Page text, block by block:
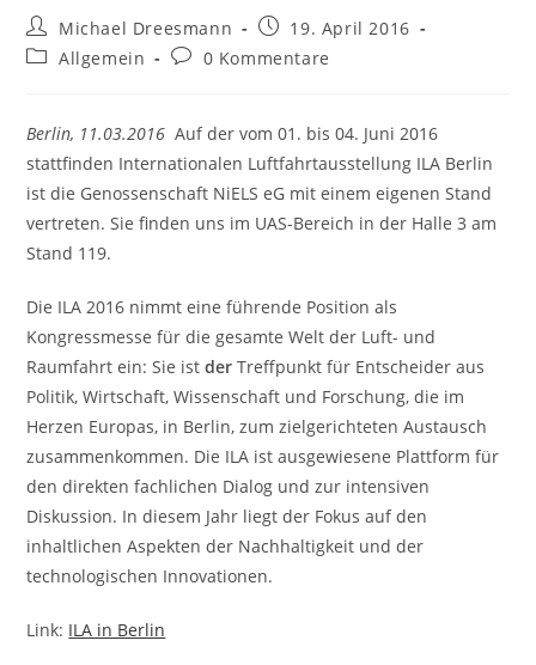
Michael Dreesmann
19. April 2016
Allgemein
0 Kommentare
Berlin, 11.03.2016 Auf der vom 01. bis 04. Juni 2016
stattfinden Internationalen Luftfahrtausstellung ILA Berlin
ist die Genossenschaft NiELS eG mit einem eigenen Stand
vertreten. Sie finden uns im UAS-Bereich in der Halle 3 am
Stand 119.
Die ILA 2016 nimmt eine führende Position als
Kongressmesse für die gesamte Welt der Luft- und
Raumfahrt ein: Sie istder Treffpunkt für Entscheider aus
Politik, Wirtschaft, Wissenschaft und Forschung, die im
Herzen Europas, in Berlin, zum zielgerichteten Austausch
zusammenkommen. Die ILA ist ausgewiesene Plattform für
den direkten fachlichen Dialog und zur intensiven
Diskussion. In diesem Jahr liegt der Fokus auf den
inhaltlichen Aspekten der Nachhaltigkeit und der
technologischen Innovationen.
Link: ILA in Berlin